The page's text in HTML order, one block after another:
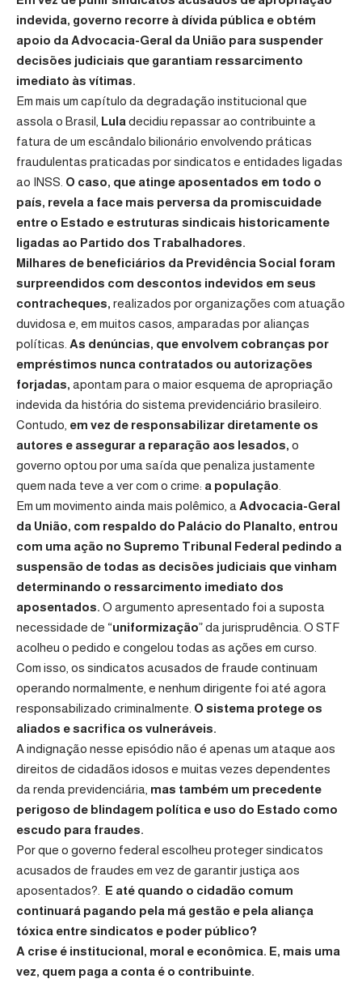
indevida, governo recorre à dívida pública e obtém
apoio da Advocacia-Geral da União para suspender
decisões judiciais que garantiam ressarcimento
imediato às vítimas.
Em mais um capítulo da degradação institucional que
assola o Brasil, Lula decidiu repassar ao contribuinte a
fatura de um escândalo bilionário envolvendo práticas
fraudulentas praticadas por sindicatos e entidades ligadas
ao INSS. O caso, que atinge aposentados em todo o
país, revela a face mais perversa da promiscuidade
entre o Estado e estruturas sindicais historicamente
ligadas ao Partido dos Trabalhadores.
Milhares de beneficiários da Previdência Social foram
surpreendidos com descontos indevidos em seus
contracheques, realizados por organizações com atuação
duvidosa e, em muitos casos, amparadas por alianças
políticas. As denúncias, que envolvem cobranças por
empréstimos nunca contratados ou autorizações
forjadas, apontam para o maior esquema de apropriação
indevida da história do sistema previdenciário brasileiro.
Contudo, em vez de responsabilizar diretamente os
autores e assegurar a reparação aos lesados, o
governo optou por uma saída que penaliza justamente
quem nada teve a ver com o crime: a população
Em um movimento ainda mais polêmico, a Advocacia-Geral
da União, com respaldo do Palácio do Planalto, entrou
com uma ação no Supremo Tribunal Federal pedindo a
suspensão de todas as decisões judiciais que vinham
determinando o ressarcimento imediato dos
aposentados. O argumento apresentado foi a suposta
necessidade de “uniformização” da jurisprudência. O STF
acolheu o pedido e congelou todas as ações em curso.
Com isso, os sindicatos acusados de fraude continuam
operando normalmente, e nenhum dirigente foi até agora
responsabilizado criminalmente. O sistema protege os
aliados e sacrifica os vulneráveis.
A indignação nesse episódio não é apenas um ataque aos
direitos de cidadãos idosos e muitas vezes dependentes
da renda previdenciária, mas também um precedente
perigoso de blindagem política e uso do Estado como
escudo para fraudes.
Por que o governo federal escolheu proteger sindicatos
acusados de fraudes em vez de garantir justiça aos
aposentados?.
E até quando o cidadão comum
continuará pagando pela má gestão e pela aliança
tóxica entre sindicatos e poder público?
A crise é institucional, moral e econômica. E, mais uma
vez, quem paga a conta é o contribuinte.